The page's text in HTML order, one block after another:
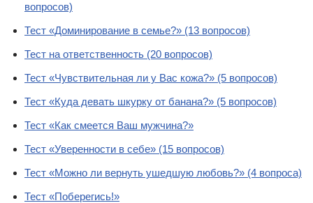
вопросов)
Тест «Доминирование в семье?» (13 вопросов)
Тест на ответственность (20 вопросов)
Тест «Чувствительная ли у Вас кожа?» (5 вопросов)
Тест «Куда девать шкурку от банана?» (5 вопросов)
Тест «Как смеется Ваш мужчина?»
Тест «Уверенности в себе» (15 вопросов)
Тест «Можно ли вернуть ушедшую любовь?» (4 вопроса)
Тест «Поберегись!»